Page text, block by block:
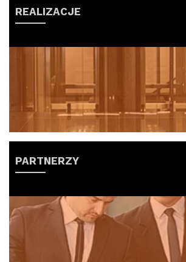
REALIZACJE
PARTNERZY